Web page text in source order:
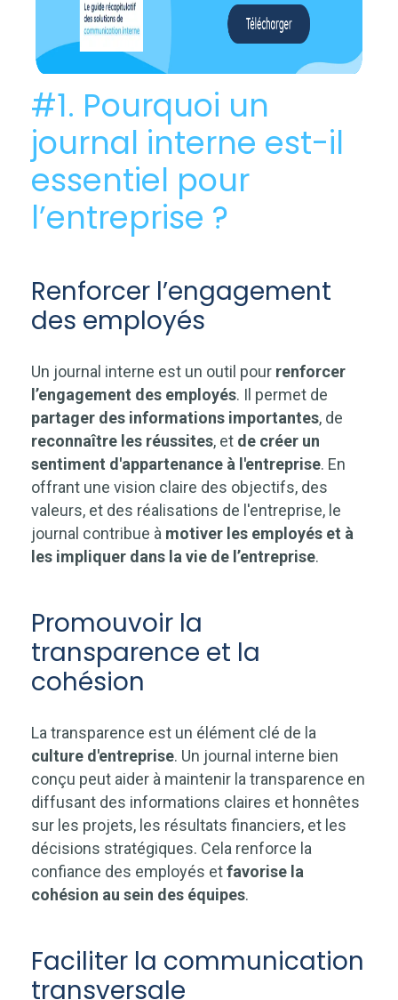
#1. Pourquoi un
journal interne est-il
essentiel pour
l’entreprise ?
Renforcer l’engagement
des employés
Un journal interne est un outil pour renforcer
l’engagement des employés. Il permet de
partager des informations importantes, de
reconnaître les réussites, et de créer un
sentiment d'appartenance à l'entreprise. En
offrant une vision claire des objectifs, des
valeurs, et des réalisations de l'entreprise, le
journal contribue à motiver les employés et à
les impliquer dans la vie de l’entreprise.
Promouvoir la
transparence et la
cohésion
La transparence est un élément clé de la
culture d'entreprise. Un journal interne bien
conçu peut aider à maintenir la transparence en
diffusant des informations claires et honnêtes
sur les projets, les résultats financiers, et les
décisions stratégiques. Cela renforce la
confiance des employés etfavorise la
cohésion au sein des équipes.
Faciliter la communication
transversale